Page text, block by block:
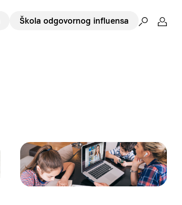
Škola odgovornog influensa